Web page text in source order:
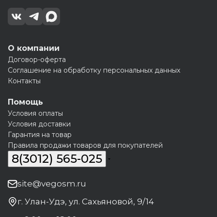
О компании
Договор-оферта
Соглашение на обработку персональных данных
Контакты
Помощь
Условия оплаты
Условия доставки
Гарантия на товар
Правила продажи товаров для покупателей
8(3012) 565-025
site@vegosm.ru
г. Улан-Удэ, ул. Сахьяновой, 9/14